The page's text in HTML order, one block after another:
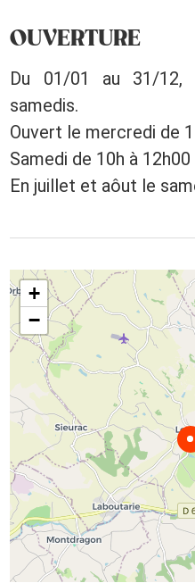
OUVERTURE
Du 01/01 au 31/
samedis.
Ouvert le mercredi de
Samedi de 10h à
En juillet et aôut le
+
−